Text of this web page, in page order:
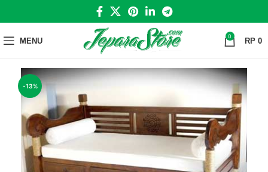
MENU 0 RP 0
-13%